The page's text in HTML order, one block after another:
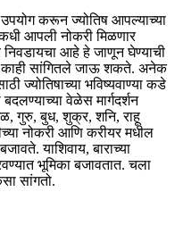
करून ज्योतिष आपल्याच्या
आपली नोकरी मिळणार
निवडायचा आहे हे जाणून घेण्याची
काही सांगितले जाऊ शकते. अनेक
ज्योतिषाच्या भविष्यवाण्या कडे
वेळेस मार्गदर्शन
गुरु, बुध, शुक्र, शनि, राहू
नोकरी आणि करीयर मधील
याशिवाय, बाराच्या
भूमिका बजावतात. चला
सांगतो.